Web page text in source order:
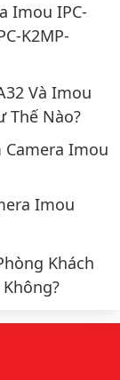
Imou IPC-
K2MP-
Và Imou
Thế Nào?
Camera Imou
Imou
Khách